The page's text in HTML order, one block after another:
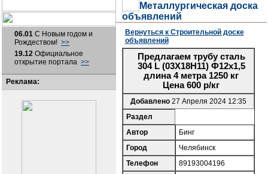
06.01 С Новым годом и
Рождеством! >>
19.12 Официальное
открытие портала >>
Реклама:
Металлургическая доска
объявлений
Вернуться к Строительной доске
объявлений
Предлагаем трубу сталь
304 L (03Х18Н11) Ф12х1,5
длина 4 метра 1250 кг
Цена 600 р/кг
Добавлено 27 Апреля 2024 12:35
Раздел
Автор
Бинг
Город
Челябинск
Телефон
89193004196